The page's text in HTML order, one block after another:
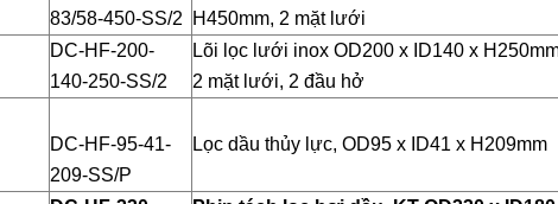
83/58-450-SS/2
H450mm, 2 mặt lưới
DC-HF-200-
140-250-SS/2
Lõi lọc lưới inox OD200 x ID140 x
2 mặt lưới, 2 đầu hở
DC-HF-95-41-
209-SS/P
Lọc dầu thủy lực, OD95 x ID41 x H209mm